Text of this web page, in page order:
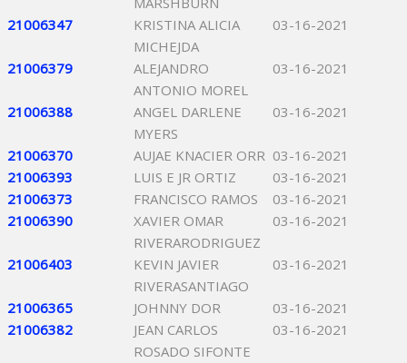
21006347
KRISTINA ALICIA
MICHEJDA
03-16-2021
21006379
ALEJANDRO
ANTONIO MOREL
03-16-2021
21006388
ANGEL DARLENE
MYERS
03-16-2021
21006370 AUJAE KNACIER ORR 03-16-2021
21006393
LUIS E JR ORTIZ
03-16-2021
21006373
FRANCISCO RAMOS
03-16-2021
21006390
XAVIER OMAR
RIVERARODRIGUEZ
03-16-2021
21006403
KEVIN JAVIER
RIVERASANTIAGO
03-16-2021
21006365 JOHNNY DOR
03-16-2021
21006382
JEAN CARLOS
ROSADO SIFONTE
03-16-2021